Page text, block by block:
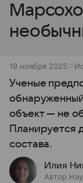
19 ноября 2025
Ученые
объект — не
Планируется
состава.
Илия
Автор